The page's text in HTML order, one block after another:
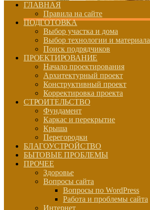
ГЛАВНАЯ
Правила на сайте
ПОДГОТОВКА
Выбор участка и дома
Выбор технологии и материала
Поиск подрядчиков
ПРОЕКТИРОВАНИЕ
Начало проектирования
Архитектурный проект
Конструктивный проект
Корректировка проекта
СТРОИТЕЛЬСТВО
Фундамент
Каркас и перекрытие
Крыша
Перегородки
БЛАГОУСТРОЙСТВО
БЫТОВЫЕ ПРОБЛЕМЫ
ПРОЧЕЕ
Здоровье
Вопросы сайта
Вопросы по WordPress
Работа и проблемы сайта
Интернет